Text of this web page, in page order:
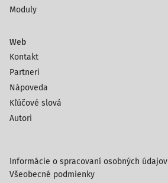
Moduly
Web
Kontakt
Partneri
Nápoveda
Kľúčové slová
Autori
Informácie o spracovaní osobných údajov
Všeobecné podmienky